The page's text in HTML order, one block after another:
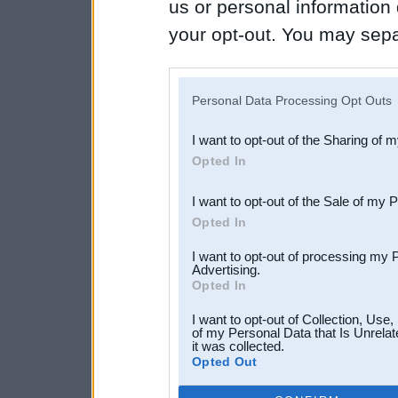
us or personal
your opt-out. You may
Downstream Participants
third parties.
Personal Data Processing Opt Outs
I want to opt-out of the Sharing of
Opted In
I want to opt-out of the Sale of my
Opted In
I want to opt-out of processing my
Advertising.
Opted In
I want to opt-out of Collection,
of my Personal Data that Is
it was collected.
Opted Out